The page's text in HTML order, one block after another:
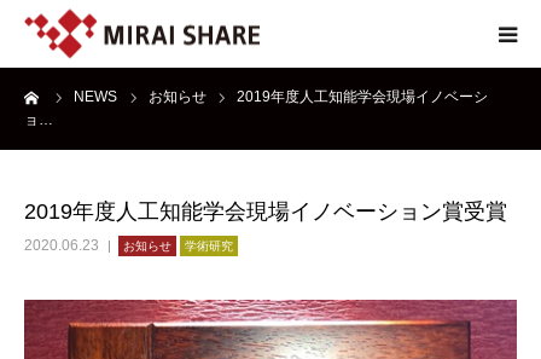
NEWS お知らせ
2019年度人工知能学会現場イノベーシ
ョ…
2019年度人工知能学会現場イノベーション賞受賞
2020.06.23 お知らせ 学術研究
NEWS
SERVICE
REPORT